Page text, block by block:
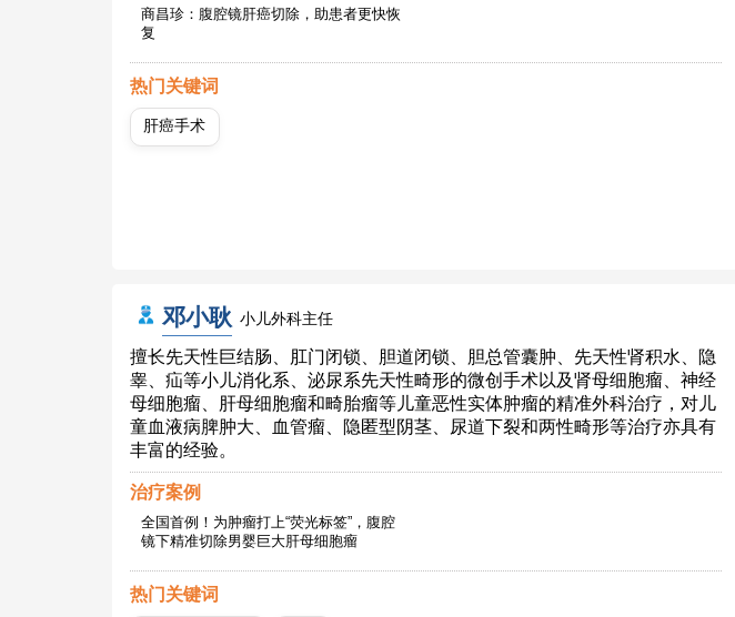
商昌珍：腹腔镜肝癌切除，助患者更快恢
复
热门关键词
肝癌手术
邓小耿 小儿外科主任
擅长先天性巨结肠、肛门闭锁、胆道闭锁、胆总管囊肿、先天性肾积水、隐
睾、疝等小儿消化系、泌尿系先天性畸形的微创手术以及肾母细胞瘤、神经
母细胞瘤、肝母细胞瘤和畸胎瘤等儿童恶性实体肿瘤的精准外科治疗，对儿
童血液病脾肿大、血管瘤、隐匿型阴茎、尿道下裂和两性畸形等治疗亦具有
丰富的经验。
治疗案例
全国首例！为肿瘤打上“荧光标签”，腹腔
镜下精准切除男婴巨大肝母细胞瘤
热门关键词